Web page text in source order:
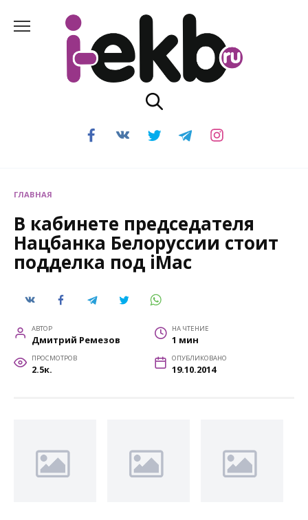
содержанию
ГЛАВНАЯ
В кабинете председателя
Нацбанка Белоруссии стоит
подделка под iMac
АВТОР
Дмитрий Ремезов
НА ЧТЕНИЕ
1 мин
ПРОСМОТРОВ
2.5к.
ОПУБЛИКОВАНО
19.10.2014